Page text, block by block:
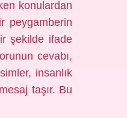
konulardan
peygamberin
şekilde ifade
cevabı,
insanlık
taşır. Bu